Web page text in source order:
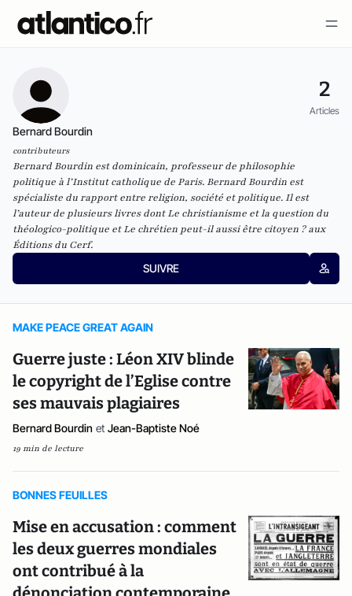
2
Articles
Bernard Bourdin
contributeurs
Bernard Bourdin est dominicain, professeur de philosophie
politique à l’Institut catholique de Paris. Bernard Bourdin est
spécialiste du rapport entre religion, société et politique. Il est
l’auteur de plusieurs livres dont Le christianisme et la question du
théologico-politique et Le chrétien peut-il aussi être citoyen ? aux
Éditions du Cerf.
SUIVRE
MAKE PEACE GREAT AGAIN
Guerre juste : Léon XIV blinde
le copyright de l’Eglise contre
ses mauvais plagiaires
Bernard Bourdin et Jean-Baptiste Noé
19 min de lecture
BONNES FEUILLES
Mise en accusation : comment
les deux guerres mondiales
ont contribué à la